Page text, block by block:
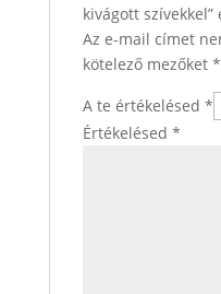
kivágott
Az e-mail címet
kötelező mezőket *
A te értékelésed *
Értékelésed *